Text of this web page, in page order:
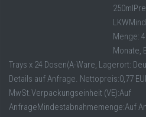
Menge:
Monate,
Trays x 24 Dosen(A-Ware, Lagerort:
Details auf Anfrage. Nettopreis:0,77
MwSt.Verpackungseinheit (VE):Auf
AnfrageMindestabnahmemenge:Auf